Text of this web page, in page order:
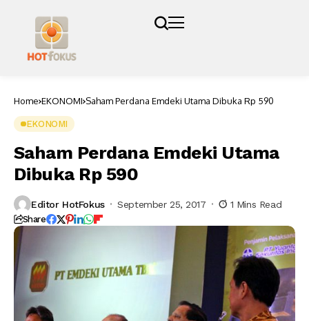
Home EKONOMI Saham Perdana Emdeki Utama Dibuka Rp 590
EKONOMI
Saham Perdana Emdeki Utama
Dibuka Rp 590
Editor HotFokus September 25, 2017 1 Mins Read
Share